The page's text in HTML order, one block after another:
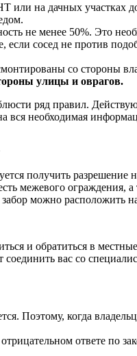
или на дачных участках
не менее 50%. Это
если сосед не против
со стороны
улицы и оврагов.
ряд правил.
необходимая
получить
межевого
можно расположить
и обратиться в
вас со
Поэтому, когда
ответе по